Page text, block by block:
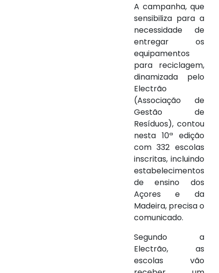
A campanha, que
sensibiliza para a
necessidade de
entregar os
equipamentos
para reciclagem,
dinamizada pelo
Electrão
(Associação de
Gestão de
Resíduos), contou
nesta 10ª edição
com 332 escolas
inscritas, incluindo
estabelecimentos
de ensino dos
Açores e da
Madeira, precisa o
comunicado.
Segundo a
Electrão, as
escolas vão